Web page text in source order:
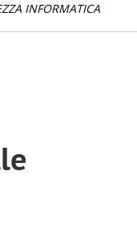
INFORMATICA